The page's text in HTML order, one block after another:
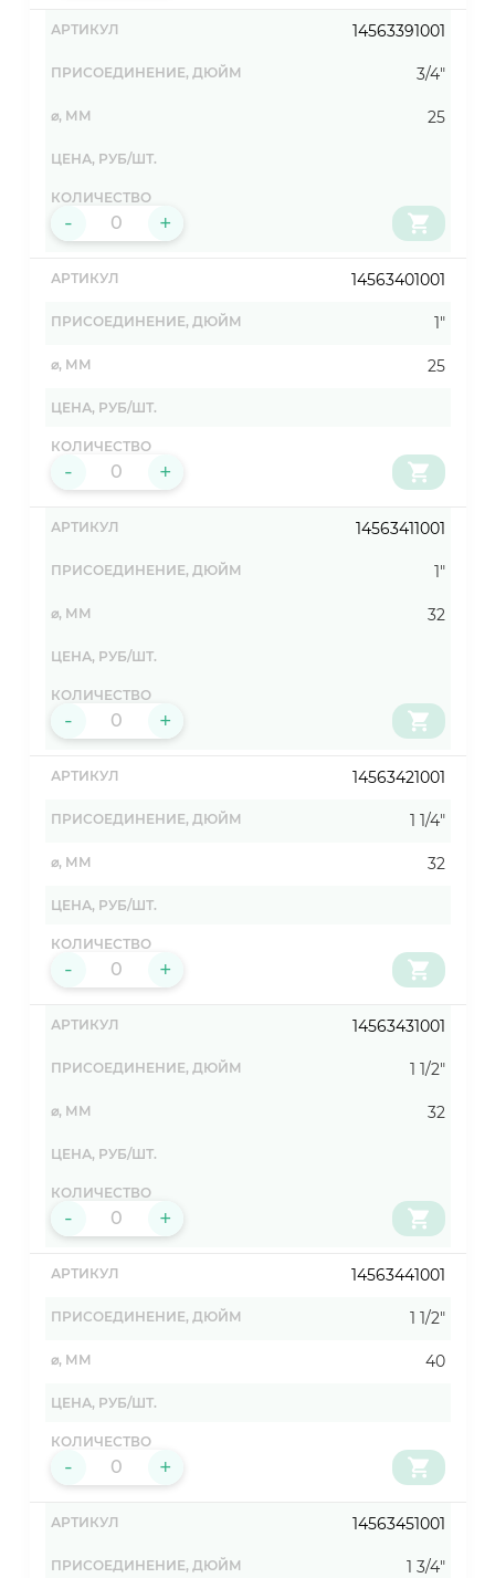
14563391001
3/4"
25
- +
14563401001
1"
25
- +
14563411001
1"
32
- +
14563421001
1 1/4"
32
- +
14563431001
1 1/2"
32
- +
14563441001
1 1/2"
40
- +
14563451001
1 3/4"